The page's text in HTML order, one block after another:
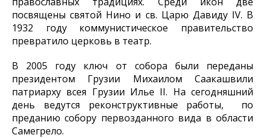
посвящены святой Нино и св. Царю Давиду IV. В
1932 году коммунистическое правительство
превратило церковь в театр.
В 2005 году ключ от собора были переданы
президентом Грузии Михаилом Саакашвили
патриарху всея Грузии Илье II. На сегодняшний
день ведутся реконструктивные работы, по
преданию собору первозданного вида в области
Самегрело.